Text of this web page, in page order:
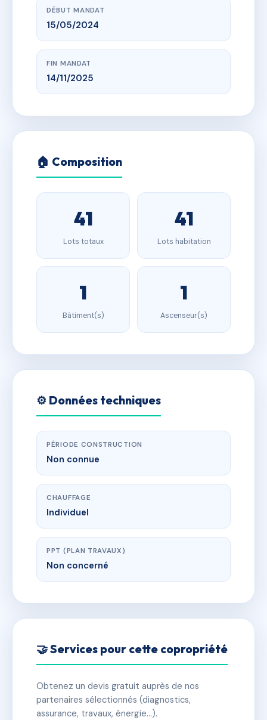
DÉBUT MANDAT
15/05/2024
FIN MANDAT
14/11/2025
🏠 Composition
41
Lots totaux
41
Lots habitation
1
Bâtiment(s)
1
Ascenseur(s)
⚙️ Données techniques
PÉRIODE CONSTRUCTION
Non connue
CHAUFFAGE
Individuel
PPT (PLAN TRAVAUX)
Non concerné
🤝 Services pour cette copropriété
Obtenez un devis gratuit auprès de nos
partenaires sélectionnés (diagnostics,
assurance, travaux, énergie…).